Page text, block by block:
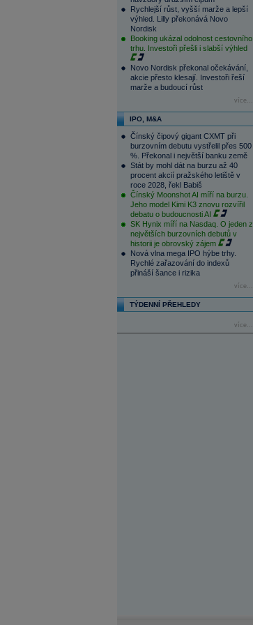
Rychlejší růst, vyšší marže a lepší
výhled. Lilly překonává Novo
Nordisk
Booking ukázal odolnost cestovního
trhu. Investoři přešli i slabší výhled
Novo Nordisk překonal očekávání,
akcie přesto klesají. Investoři řeší
marže a budoucí růst
více...
IPO, M&A
Čínský čipový gigant CXMT při
burzovním debutu vystřelil přes 500
%. Překonal i největší banku země
Stát by mohl dát na burzu až 40
procent akcií pražského letiště v
roce 2028, řekl Babiš
Čínský Moonshot AI míří na burzu.
Jeho model Kimi K3 znovu rozvířil
debatu o budoucnosti AI
SK Hynix míří na Nasdaq. O jeden z
největších burzovních debutů v
historii je obrovský zájem
Nová vlna mega IPO hýbe trhy.
Rychlé zařazování do indexů
přináší šance i rizika
více...
TÝDENNÍ PŘEHLEDY
více...